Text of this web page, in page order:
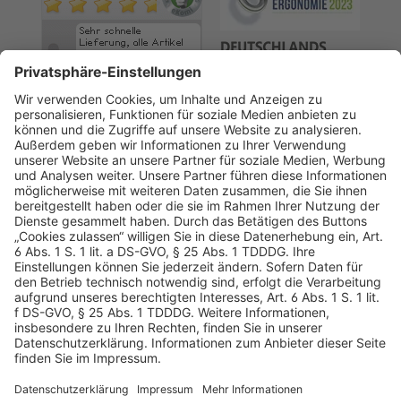
AGB Datenschutz
Impressum
Sicherheitshinweis
Compliance